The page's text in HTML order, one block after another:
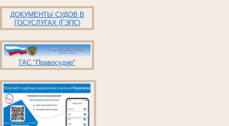
ДОКУМЕНТЫ СУДОВ В
ГОСУСЛУГАХ (ГЭПС)
ГАС "Правосудие"